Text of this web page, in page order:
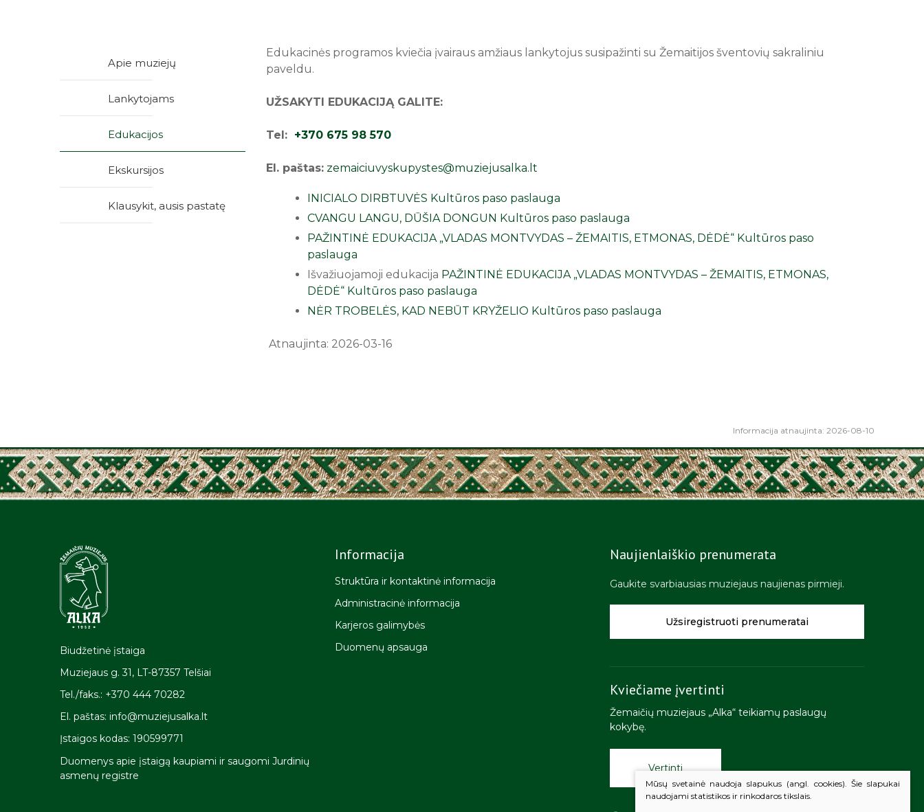
Apie muziejų
Lankytojams
Edukacijos
Ekskursijos
Klausykit, ausis pastatę
Edukacinės programos kviečia įvairaus amžiaus lankytojus susipažinti su Žemaitijos šventovių sakraliniu
paveldu.
UŽSAKYTI EDUKACIJĄ GALITE:
Tel: +370 675 98 570
El. paštas: zemaiciuvyskupystes@muziejusalka.lt
INICIALO DIRBTUVĖS Kultūros paso paslauga
CVANGU LANGU, DŪŠIA DONGUN Kultūros paso paslauga
PAŽINTINĖ EDUKACIJA „VLADAS MONTVYDAS – ŽEMAITIS, ETMONAS, DĖDĖ“ Kultūros paso
paslauga
Išvažiuojamoji edukacija PAŽINTINĖ EDUKACIJA „VLADAS MONTVYDAS – ŽEMAITIS, ETMONAS,
DĖDĖ“ Kultūros paso paslauga
NĖR TROBELĖS, KAD NEBŪT KRYŽELIO Kultūros paso paslauga
Atnaujinta: 2026-03-16
Informacija atnaujinta: 2026-08-10
Biudžetinė įstaiga
Muziejaus g. 31, LT-87357 Telšiai
Tel./faks.: +370 444 70282
El. paštas: info@muziejusalka.lt
Įstaigos kodas: 190599771
Duomenys apie įstaigą kaupiami ir saugomi Jurdinių
asmenų registre
Informacija
Struktūra ir kontaktinė informacija
Administracinė informacija
Karjeros galimybės
Duomenų apsauga
Naujienlaiškio prenumerata
Gaukite svarbiausias muziejaus naujienas pirmieji.
Užsiregistruoti prenumeratai
Kviečiame įvertinti
Žemaičių muziejaus „Alka“ teikiamų paslaugų
kokybę.
Vertinti
Mūsų svetainė naudoja slapukus (angl. cookies). Šie slapukai
naudojami statistikos ir rinkodaros tikslais.